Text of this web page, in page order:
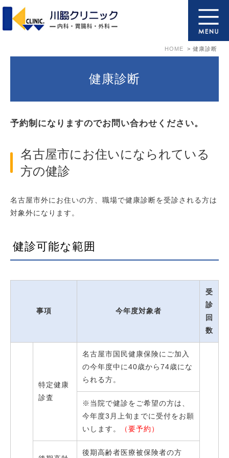
HOME 健康診断
健康診断
予約制になりますのでお問い合わせください。
名古屋市にお住いになられている
方の健診
名古屋市外にお住いの方、職場で健康診断を受診される方は
対象外になります。
健診可能な範囲
事項 今年度対象者
受
診
回
数
特定健康
診査
名古屋市国民健康保険にご加入
の今年度中に40歳から74歳にな
られる方。
※当院で健診をご希望の方は、
今年度3月上旬までに受付をお願
いします。
（要予約）
後期高齢者医療被保険者の方